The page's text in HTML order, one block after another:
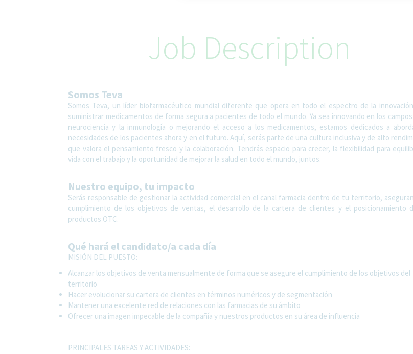
Job Description
Somos Teva
Somos Teva, un líder biofarmacéutico mundial diferente que opera en todo el espectro de la
suministrar medicamentos de forma segura a pacientes de todo el mundo. Ya sea innovando en los
neurociencia y la inmunología o mejorando el acceso a los medicamentos, estamos dedicados a
necesidades de los pacientes ahora y en el futuro. Aquí, serás parte de una cultura inclusiva y de alto
que valora el pensamiento fresco y la colaboración. Tendrás espacio para crecer, la flexibilidad para
vida con el trabajo y la oportunidad de mejorar la salud en todo el mundo, juntos.
Nuestro equipo, tu impacto
Serás responsable de gestionar la actividad comercial en el canal farmacia dentro de tu territorio,
cumplimiento de los objetivos de ventas, el desarrollo de la cartera de clientes y el posicionamiento
productos OTC.
Qué hará el candidato/a cada día
MISIÓN DEL PUESTO:
Alcanzar los objetivos de venta mensualmente de forma que se asegure el cumplimiento de los objetivos del
territorio
Hacer evolucionar su cartera de clientes en términos numéricos y de segmentación
Mantener una excelente red de relaciones con las farmacias de su ámbito
Ofrecer una imagen impecable de la compañía y nuestros productos en su área de influencia
PRINCIPALES TAREAS Y ACTIVIDADES: